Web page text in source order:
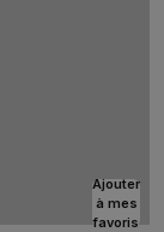
Ajouter
à mes
favoris